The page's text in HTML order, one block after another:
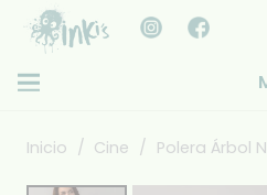
Inicio / Cine / Polera Árbol